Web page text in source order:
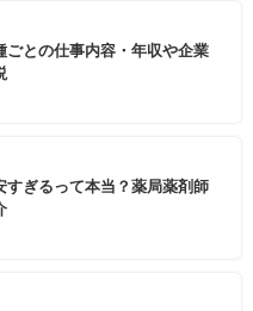
ごとの仕事内容・年収や企業
すぎるって本当？薬局薬剤師